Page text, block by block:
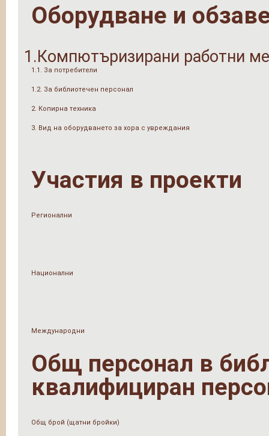
Оборудване и
1.Компютъризирани работни
1.1. За потребители
1.2. За библиотечен персонал
2. Копирна техника
3. Вид на оборудването за хора с увреждания
Участия в проекти
Регионални
Национални
Международни
Общ персонал в
квалифициран
Общ брой (щатни бройки)